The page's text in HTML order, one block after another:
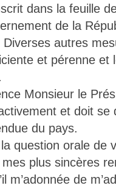
dans la feuille
de la
Diverses autres
et pérenne et
Monsieur le
et doit se
du pays.
question orale de
plus sincères
m’adonnée de